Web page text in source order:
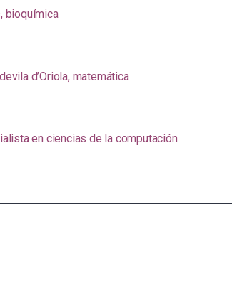
bioquímica
d’Oriola, matemática
en ciencias de la computación